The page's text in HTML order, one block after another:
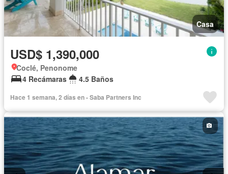
Casa
USD$ 1,390,000
Coclé, Penonome
4 Recámaras
4.5 Baños
Hace 1 semana, 2 días en - Saba Partners Inc